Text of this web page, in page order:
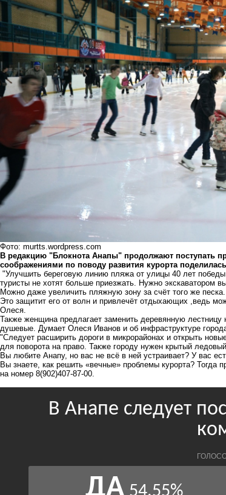
Фото: murtts.wordpress.com
В редакцию "Блокнота Анапы" продолжают поступать
соображениями по поводу развития курорта
"Улучшить береговую линию пляжа от улицы 40 лет
туристы не хотят больше приезжать. Нужно экскаватором
Можно даже увеличить пляжную зону за счёт того же
Это защитит его от волн и привлечёт отдыхающих ,ведь
Олеся.
Также женщина предлагает заменить деревянную
душевые. Думает Олеся Иванов и об инфраструктуре
"Следует расширить дороги в микрорайонах и открыть
для поворота на право. Также городу нужен крытый
Вы любите Анапу, но вас не всё в ней устраивает? У вас
Вы знаете, как решить «вечные» проблемы курорта? Тогда
на номер 8(902)407-87-00.